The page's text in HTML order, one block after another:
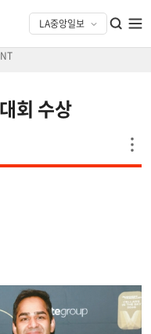
회 수상